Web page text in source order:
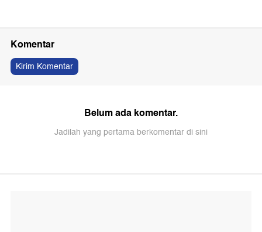
Komentar
Kirim Komentar
Belum ada komentar.
Jadilah yang pertama berkomentar di sini